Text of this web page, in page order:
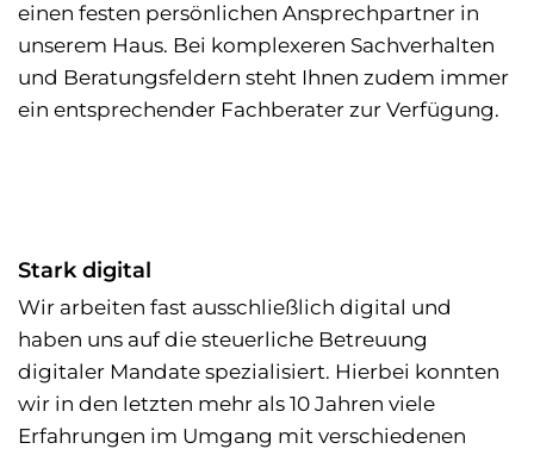
einen festen persönlichen Ansprechpartner in
unserem Haus. Bei komplexeren Sachverhalten
und Beratungsfeldern steht Ihnen zudem immer
ein entsprechender Fachberater zur Verfügung.
Stark digital
Wir arbeiten fast ausschließlich digital und
haben uns auf die steuerliche Betreuung
digitaler Mandate spezialisiert. Hierbei konnten
wir in den letzten mehr als 10 Jahren viele
Erfahrungen im Umgang mit verschiedenen